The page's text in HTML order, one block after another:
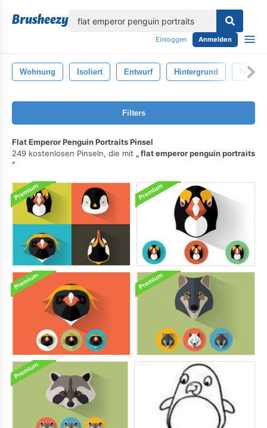
Einloggen Anmelden
Wohnung Isoliert Entwurf Hintergrund Klein
Filters
Flat Emperor Penguin Portraits Pinsel
249 kostenlosen Pinseln, die mit
flat emperor penguin portraits